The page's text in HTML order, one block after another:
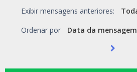
Exibir mensagens anteriores:
Ordenar por